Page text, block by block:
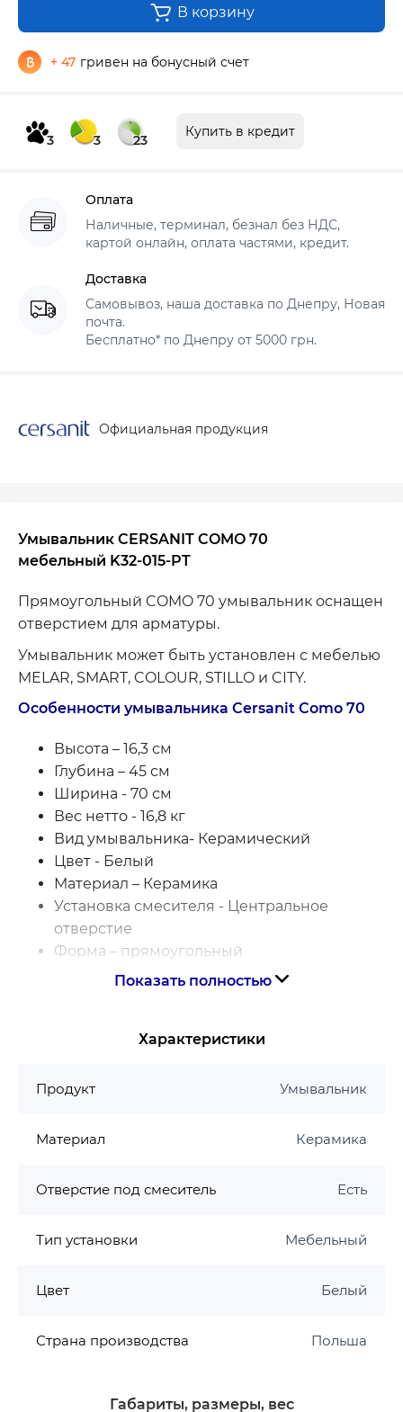
В корзину
+ 47 гривен на бонусный счет
3 3 23
Купить в кредит
Оплата
Наличные, терминал, безнал без НДС,
картой онлайн, оплата частями, кредит.
Доставка
Самовывоз, наша доставка по Днепру, Новая
почта.
Бесплатно* по Днепру от 5000 грн.
Официальная продукция
Умывальник CERSANIT COMO 70
мебельный K32-015-PT
Прямоугольный COMO 70 умывальник оснащен
отверстием для арматуры.
Умывальник может быть установлен с мебелью
MELAR, SMART, COLOUR, STILLO и CITY.
Особенности умывальника Cersanit Como 70
Высота – 16,3 см
Глубина – 45 см
​Ширина - 70 см
Вес нетто - 16,8 кг
Вид умывальника- Керамический
Цвет - Белый
Материал – Керамика
Установка смесителя - Центральное
отверстие
Форма – прямоугольный
Гарантия на умывальник Cersanit Como 70
Гарантия 10 лет
Показать полностью
Характеристики
Продукт Умывальник
Материал Керамика
Отверстие под смеситель Есть
Тип установки Мебельный
Цвет Белый
Страна производства Польша
Габариты, размеры, вес